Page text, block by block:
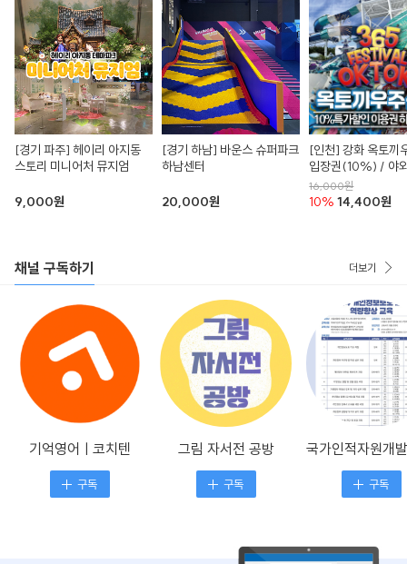
[경기 파주] 헤이리 아지동
스토리 미니어처 뮤지엄
9,000원
[경기 하남] 바운스 슈퍼파크
하남센터
20,000원
[인천] 강화 옥토끼
입장권(10%) / 야
오픈! / 국내유일 우
테마파크
16,000원
10%14,400원
채널 구독하기 더보기
기억영어ㅣ코치텐 그림 자서전 공방